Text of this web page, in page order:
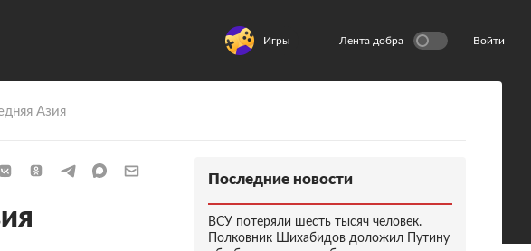
Игры Лента добра Войти
Азия
Последние новости
ВСУ потеряли шесть тысяч человек.
Полковник Шихабидов доложил Путину